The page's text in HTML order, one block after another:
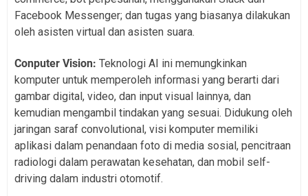
Facebook Messenger; dan tugas yang biasanya dilakukan
oleh asisten virtual dan asisten suara.
Conputer Vision: Teknologi AI ini memungkinkan
komputer untuk memperoleh informasi yang berarti dari
gambar digital, video, dan input visual lainnya, dan
kemudian mengambil tindakan yang sesuai. Didukung oleh
jaringan saraf convolutional, visi komputer memiliki
aplikasi dalam penandaan foto di media sosial, pencitraan
radiologi dalam perawatan kesehatan, dan mobil self-
driving dalam industri otomotif.